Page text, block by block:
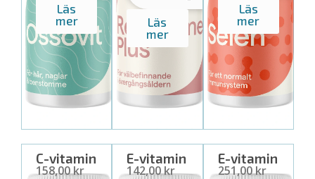
Läs
mer
Läs
mer
Läs
mer
C-vitamin
20,00 USD
E-vitamin
20,00 USD
E-vitamin
30,00 USD